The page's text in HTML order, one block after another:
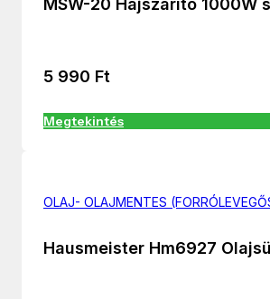
5 990 Ft
Megtekintés
OLAJ- OLAJMENTES
Hausmeister Hm6927